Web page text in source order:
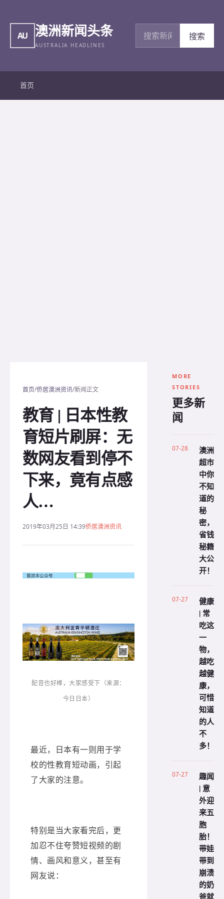
AU 澳洲新闻头条
AUSTRALIA HEADLINES
搜索新闻
搜索
首页
首页/侨居澳洲资讯/新闻正文
教育 | 日本性教
育短片刷屏：无
数网友看到停不
下来，竟有点感
人…
2019年03月25日 14:39侨居澳洲资讯
配音也好棒，大家感受下（来源：
今日日本）
最近，日本有一则用于学
校的性教育短动画，引起
了大家的注意。
特别是当大家看完后，更
加忍不住夸赞短视频的剧
情、画风和意义，甚至有
网友说：
MORE
STORIES
更多新
闻
07-28
澳洲
超市
中你
不知
道的
秘
密，
省钱
秘籍
大公
开！
07-27
健康
| 常
吃这
一
物，
越吃
越健
康，
可惜
知道
的人
不
多！
07-27
趣闻
| 意
外迎
来五
胞
胎！
带娃
带到
崩溃
的奶
爸就